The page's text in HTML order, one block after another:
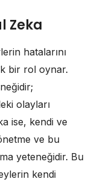
Zeka
hatalarını
bir rol oynar.
olayları
ise, kendi ve
ve bu
yeteneğidir. Bu
kendi